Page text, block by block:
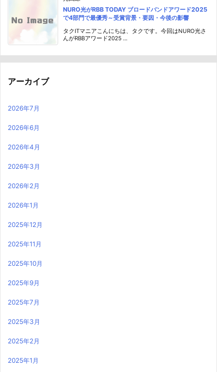
NURO光がRBB TODAY ブロードバンドアワード2025
で4部門で最優秀～受賞背景・要因・今後の影響
タクITマニアこんにちは、タクです。今回はNURO光さ
んがRBBアワード2025 ...
アーカイブ
2026年7月
2026年6月
2026年4月
2026年3月
2026年2月
2026年1月
2025年12月
2025年11月
2025年10月
2025年9月
2025年7月
2025年3月
2025年2月
2025年1月